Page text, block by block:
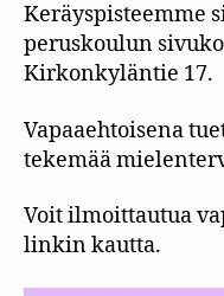
Keräyspisteemme
peruskoulun
Kirkonkyläntie 17.
Vapaaehtoisena
tekemää
Voit ilmoittautua
linkin kautta.